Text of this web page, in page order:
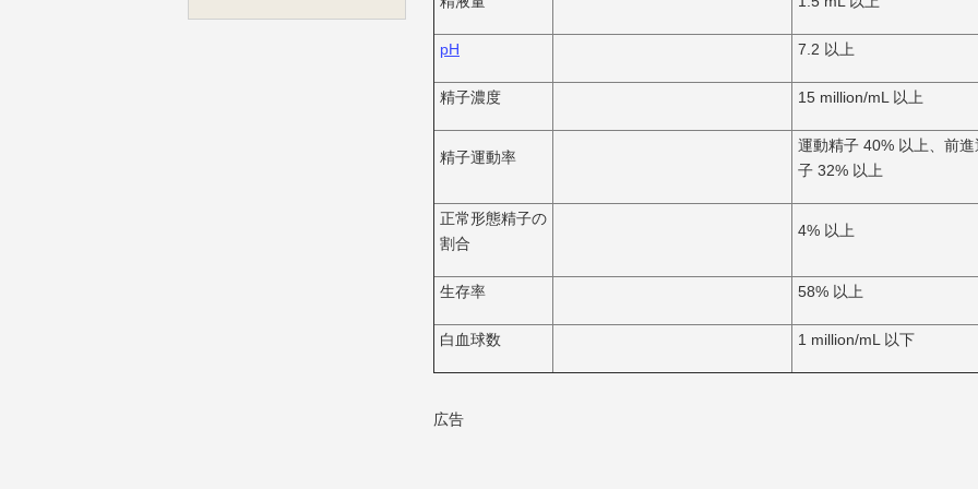
pH 7.2 以上
精子濃度 15 million/mL 以上
精子運動率
運動精子 40% 以上、前
子 32% 以上
正常形態精子の
割合
4% 以上
生存率 58% 以上
白血球数 1 million/mL 以下
広告